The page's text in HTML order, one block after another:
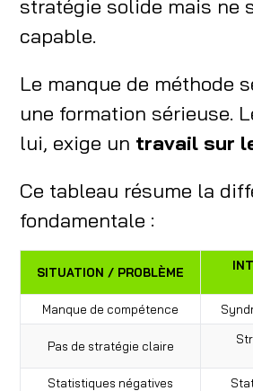
stratégie solide mais ne
capable.
Le manque de méthode
une formation sérieuse.
lui, exige un travail sur
Ce tableau résume la
fondamentale :
SITUATION / PROBLÈME
Manque de compétence
Pas de stratégie claire
Statistiques négatives